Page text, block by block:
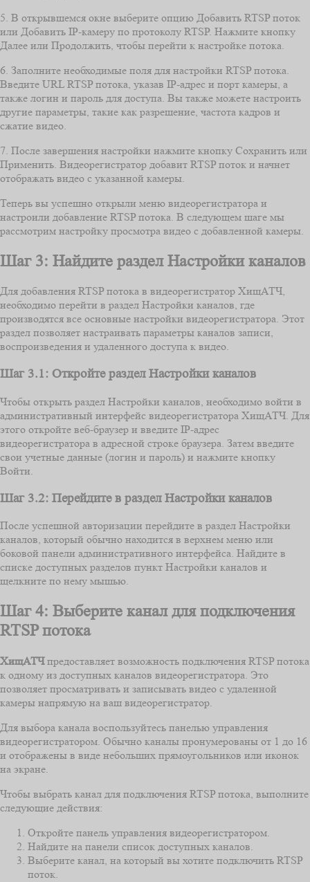
5. В открывшемся окне выберите опцию Добавить RTSP поток
или Добавить IP-камеру по протоколу RTSP. Нажмите кнопку
Далее или Продолжить, чтобы перейти к настройке потока.
6. Заполните необходимые поля для настройки RTSP потока.
Введите URL RTSP потока, указав IP-адрес и порт камеры, а
также логин и пароль для доступа. Вы также можете настроить
другие параметры, такие как разрешение, частота кадров и
сжатие видео.
7. После завершения настройки нажмите кнопку Сохранить или
Применить. Видеорегистратор добавит RTSP поток и начнет
отображать видео с указанной камеры.
Теперь вы успешно открыли меню видеорегистратора и
настроили добавление RTSP потока. В следующем шаге мы
рассмотрим настройку просмотра видео с добавленной камеры.
Шаг 3: Найдите раздел Настройки каналов
Для добавления RTSP потока в видеорегистратор ХищАТЧ,
необходимо перейти в раздел Настройки каналов, где
производятся все основные настройки видеорегистратора. Этот
раздел позволяет настраивать параметры каналов записи,
воспроизведения и удаленного доступа к видео.
Шаг 3.1: Откройте раздел Настройки каналов
Чтобы открыть раздел Настройки каналов, необходимо войти в
административный интерфейс видеорегистратора ХищАТЧ. Для
этого откройте веб-браузер и введите IP-адрес
видеорегистратора в адресной строке браузера. Затем введите
свои учетные данные (логин и пароль) и нажмите кнопку
Войти.
Шаг 3.2: Перейдите в раздел Настройки каналов
После успешной авторизации перейдите в раздел Настройки
каналов, который обычно находится в верхнем меню или
боковой панели административного интерфейса. Найдите в
списке доступных разделов пункт Настройки каналов и
щелкните по нему мышью.
Шаг 4: Выберите канал для подключения
RTSP потока
ХищАТЧпредоставляет возможность подключения RTSP потока
к одному из доступных каналов видеорегистратора. Это
позволяет просматривать и записывать видео с удаленной
камеры напрямую на ваш видеорегистратор.
Для выбора канала воспользуйтесь панелью управления
видеорегистратором. Обычно каналы пронумерованы от 1 до 16
и отображены в виде небольших прямоугольников или иконок
на экране.
Чтобы выбрать канал для подключения RTSP потока, выполните
следующие действия:
Откройте панель управления видеорегистратором.
Найдите на панели список доступных каналов.
Выберите канал, на который вы хотите подключить RTSP
поток.